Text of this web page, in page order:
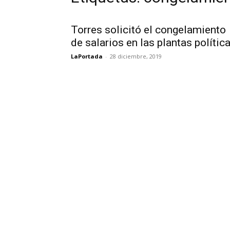
Torres solicitó el congelamiento
de salarios en las plantas
LaPortada - 28 diciembre, 2019